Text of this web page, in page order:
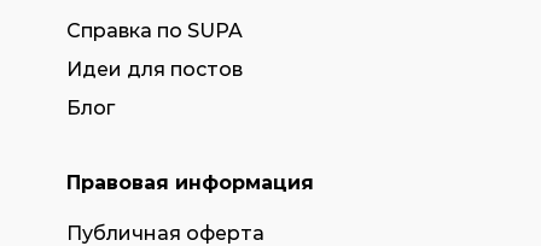
Справка по SUPA
Идеи для постов
Блог
Правовая информация
Публичная оферта